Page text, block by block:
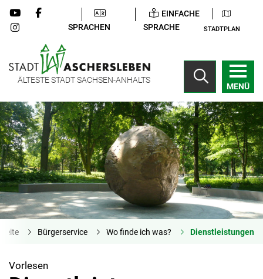
SPRACHEN
EINFACHE
SPRACHE
STADTPLAN
ÄLTESTE STADT SACHSEN-ANHALTS
MENÜ
Bürgerservice Wo finde ich was? Dienstleistungen
Vorlesen